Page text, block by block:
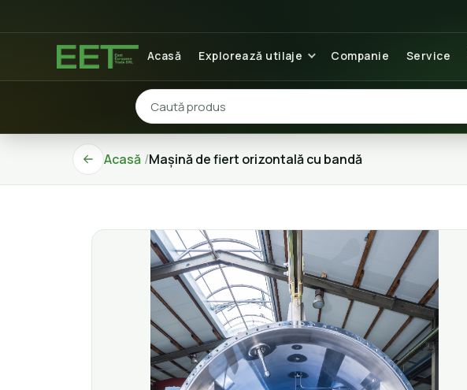
Acasă Explorează utilaje Companie Service
Acasă Mașină de fiert orizontală cu bandă